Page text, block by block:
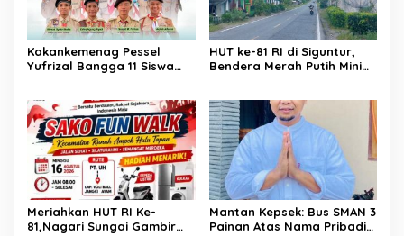
Kakankemenag Pessel
Yufrizal Bangga 11 Siswa
Bisa Harumkan Nama
Madrasah dan Daerah
HUT ke-81 RI di Siguntur,
Bendera Merah Putih Minim
Masyarakat”
Meriahkan HUT RI Ke-
81,Nagari Sungai Gambir
Mantan Kepsek: Bus SMAN 3
Painan Atas Nama Pribadi